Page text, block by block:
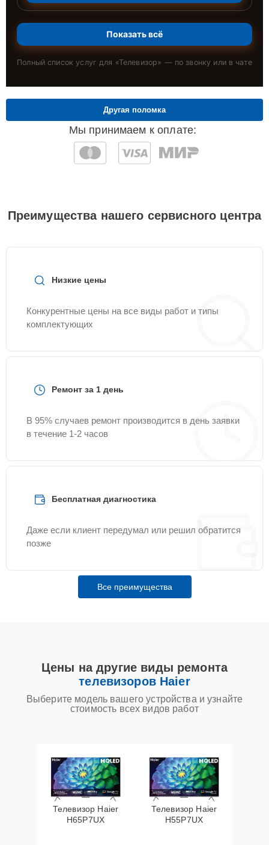
Показать всё
Полный список услуг для «Телевизор» — по звонку или в чате
Мы принимаем к оплате:
Другая поломка
Преимущества нашего сервисного центра
Низкие цены
Конкурентные цены на все виды работ и типы
комплектующих
Ремонт за 1 день
В 95% случаев ремонт производится в день заявки
в течение 1-2 часов
Бесплатная диагностика
Даже если клиент передумал или решил обратится
позже
Все преимущества
Цены на другие виды ремонта
телевизоров Haier
Выберите модель вашего устройства и узнайте
стоимость всех видов работ
Телевизор Haier
H65P7UX
Телевизор Haier
H55P7UX